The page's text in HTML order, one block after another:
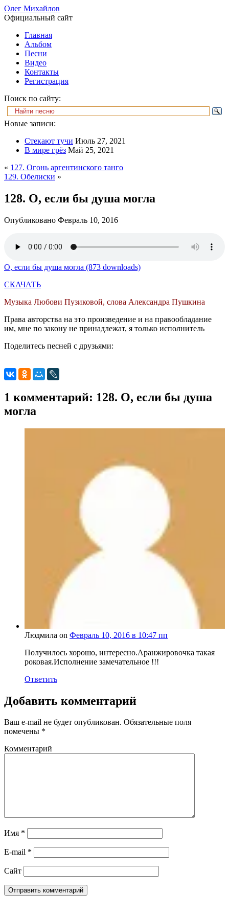
Олег Михайлов
Официальный сайт
Главная
Альбом
Песни
Видео
Контакты
Регистрация
Поиск по сайту:
Новые записи:
Стекают тучи Июль 27, 2021
В мире грёз Май 25, 2021
« 127. Огонь аргентинского танго
129. Обелиски »
128. О, если бы душа могла
Опубликовано Февраль 10, 2016
О, если бы душа могла (873 downloads)
СКАЧАТЬ
Музыка Любови Пузиковой, слова Александра Пушкина
Права авторства на это произведение и на правообладание
им, мне по закону не принадлежат, я только исполнитель
Поделитесь песней с друзьями:
1 комментарий: 128. О, если бы душа
могла
Людмила on Февраль 10, 2016 в 10:47 пп
Получилось хорошо, интересно.Аранжировочка такая
роковая.Исполнение замечательное !!!
Ответить
Добавить комментарий
Ваш e-mail не будет опубликован. Обязательные поля
помечены *
Комментарий
Имя *
E-mail *
Сайт